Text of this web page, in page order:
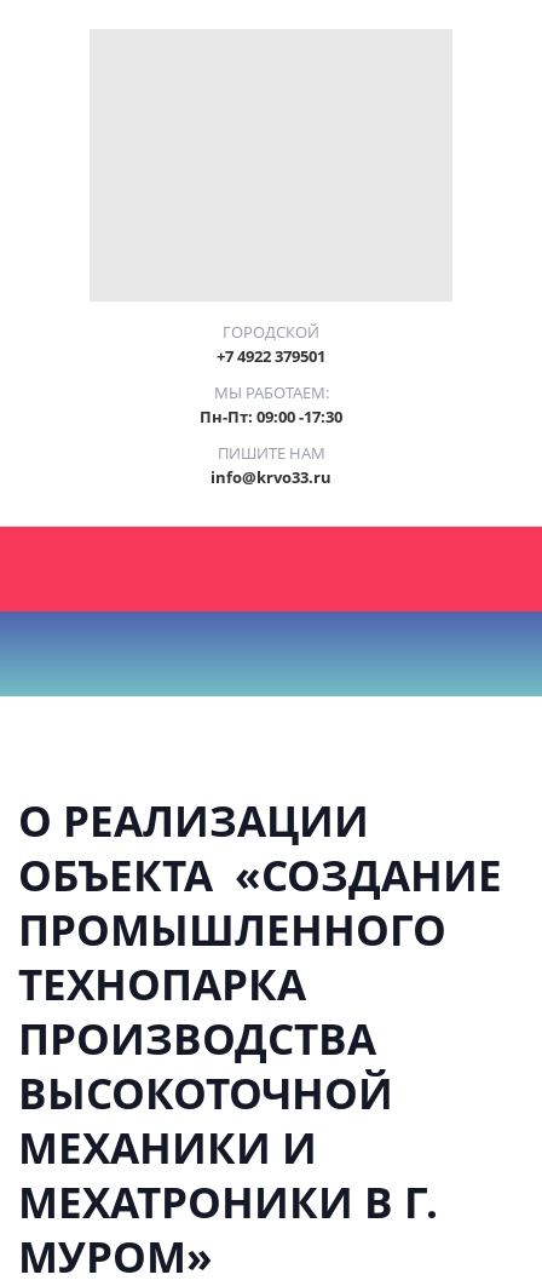
ГОРОДСКОЙ
+7 4922 379501
МЫ РАБОТАЕМ:
Пн-Пт: 09:00 -17:30
ПИШИТЕ НАМ
info@krvo33.ru
О РЕАЛИЗАЦИИ
ОБЪЕКТА «СОЗДАНИЕ
ПРОМЫШЛЕННОГО
ТЕХНОПАРКА
ПРОИЗВОДСТВА
ВЫСОКОТОЧНОЙ
МЕХАНИКИ И
МЕХАТРОНИКИ В Г.
МУРОМ»